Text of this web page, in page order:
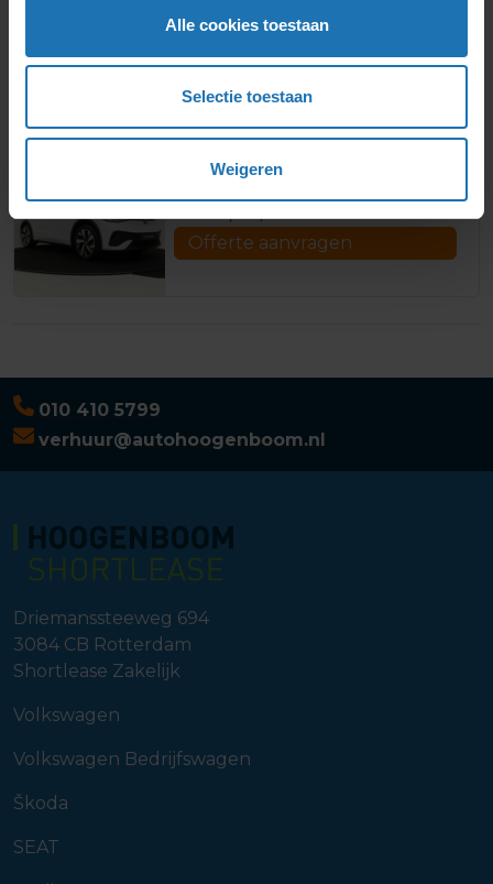
Alle cookies toestaan
Selectie toestaan
Weigeren
€ 1.219,00 / 1 maand
Offerte aanvragen
€ 1.316,00 / 1 maand
Offerte aanvragen
010 410 5799
verhuur@autohoogenboom.nl
Driemanssteeweg 694
3084 CB Rotterdam
Shortlease Zakelijk
Volkswagen
Volkswagen Bedrijfswagen
Škoda
SEAT